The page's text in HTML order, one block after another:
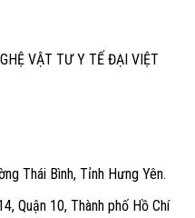
VẬT TƯ Y TẾ ĐẠI VIỆT
Thái Bình, Tỉnh Hưng Yên.
Quận 10, Thành phố Hồ Chí